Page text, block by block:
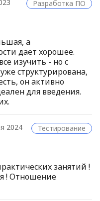
Разработка ПО
а
дает хорошее.
изучить - но с
структурирована,
он активно
для введения.
2024 Тестирование
занятий !
! Отношение